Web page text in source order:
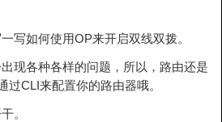
写如何使用OP来开启双线双拨。
现各种各样的问题，所以，路由还是
CLI来配置你的路由器哦。
。